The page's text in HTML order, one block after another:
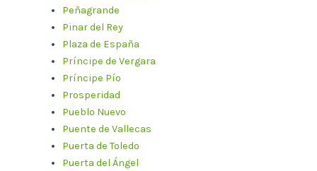
Peñagrande
Pinar del Rey
Plaza de España
Príncipe de Vergara
Príncipe Pío
Prosperidad
Pueblo Nuevo
Puente de Vallecas
Puerta de Toledo
Puerta del Ángel